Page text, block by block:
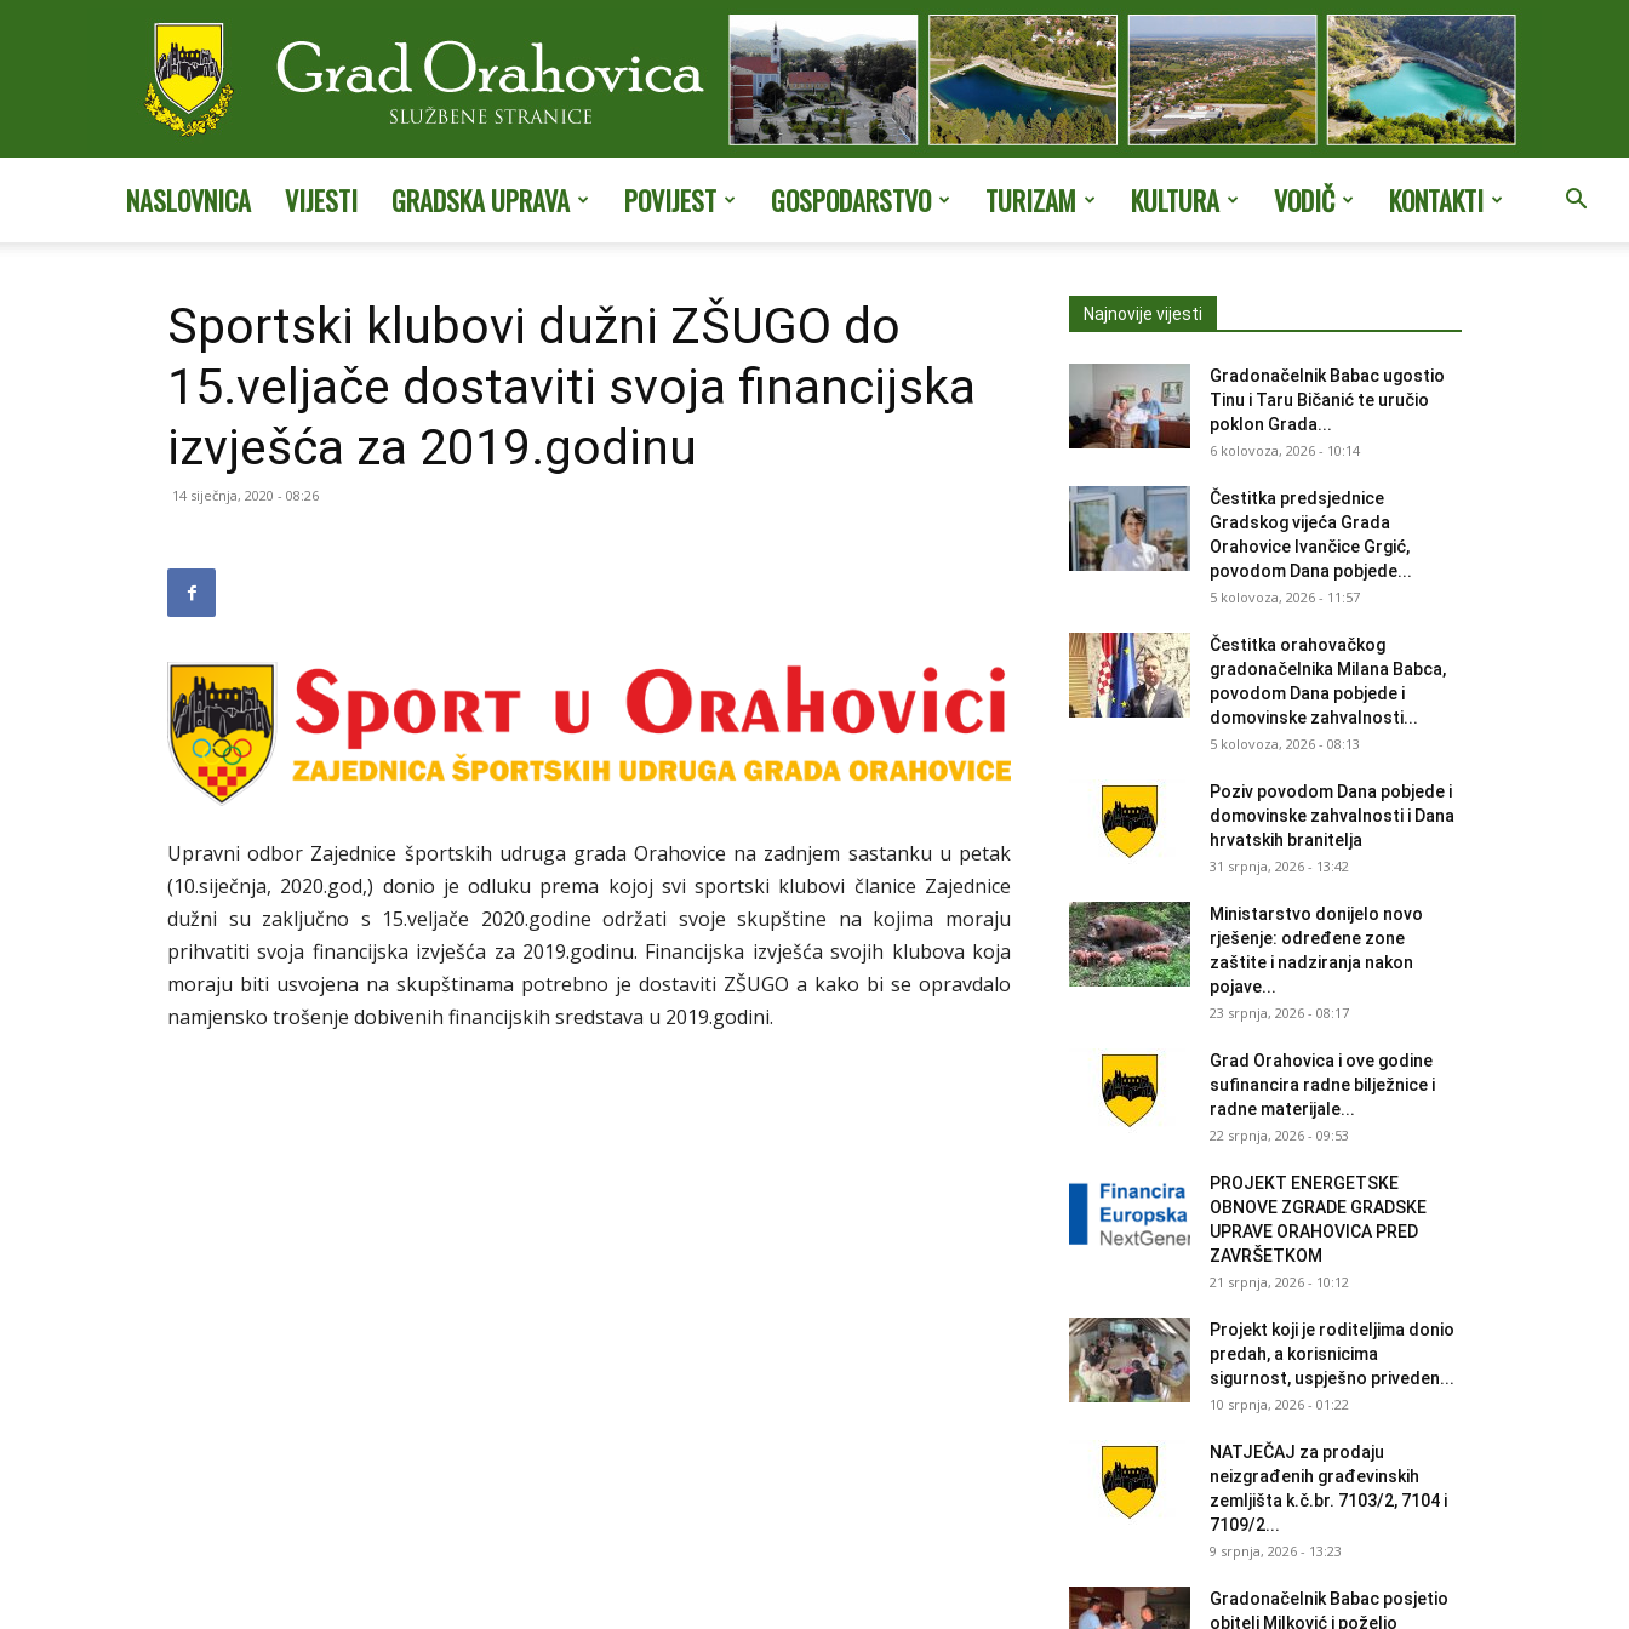
stranice
Orahovice
NASLOVNICA VIJESTI GRADSKA UPRAVA POVIJEST GOSPODARSTVO TURIZAM KULTURA VODIČ KONTAKTI
Sportski klubovi dužni ZŠUGO do
15.veljače dostaviti svoja financijska
izvješća za 2019.godinu
14 siječnja, 2020 - 08:26
Upravni odbor Zajednice športskih udruga grada Orahovice na zadnjem sastanku u petak
(10.siječnja, 2020.god,) donio je odluku prema kojoj svi sportski klubovi članice Zajednice
dužni su zaključno s 15.veljače 2020.godine održati svoje skupštine na kojima moraju
prihvatiti svoja financijska izvješća za 2019.godinu. Financijska izvješća svojih klubova koja
moraju biti usvojena na skupštinama potrebno je dostaviti ZŠUGO a kako bi se opravdalo
namjensko trošenje dobivenih financijskih sredstava u 2019.godini.
Najnovije vijesti
Gradonačelnik Babac ugostio
Tinu i Taru Bičanić te uručio
poklon Grada...
6 kolovoza, 2026 - 10:14
Čestitka predsjednice
Gradskog vijeća Grada
Orahovice Ivančice Grgić,
povodom Dana pobjede...
5 kolovoza, 2026 - 11:57
Čestitka orahovačkog
gradonačelnika Milana Babca,
povodom Dana pobjede i
domovinske zahvalnosti...
5 kolovoza, 2026 - 08:13
Poziv povodom Dana pobjede i
domovinske zahvalnosti i Dana
hrvatskih branitelja
31 srpnja, 2026 - 13:42
Ministarstvo donijelo novo
rješenje: određene zone
zaštite i nadziranja nakon
pojave...
23 srpnja, 2026 - 08:17
Grad Orahovica i ove godine
sufinancira radne bilježnice i
radne materijale...
22 srpnja, 2026 - 09:53
PROJEKT ENERGETSKE
OBNOVE ZGRADE GRADSKE
UPRAVE ORAHOVICA PRED
ZAVRŠETKOM
21 srpnja, 2026 - 10:12
Projekt koji je roditeljima donio
predah, a korisnicima
sigurnost, uspješno priveden...
10 srpnja, 2026 - 01:22
NATJEČAJ za prodaju
neizgrađenih građevinskih
zemljišta k.č.br. 7103/2, 7104 i
7109/2...
9 srpnja, 2026 - 13:23
Gradonačelnik Babac posjetio
obitelj Milković i poželio